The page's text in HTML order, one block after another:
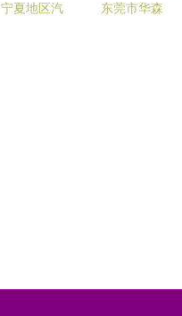
宁夏地区汽
东莞市华森